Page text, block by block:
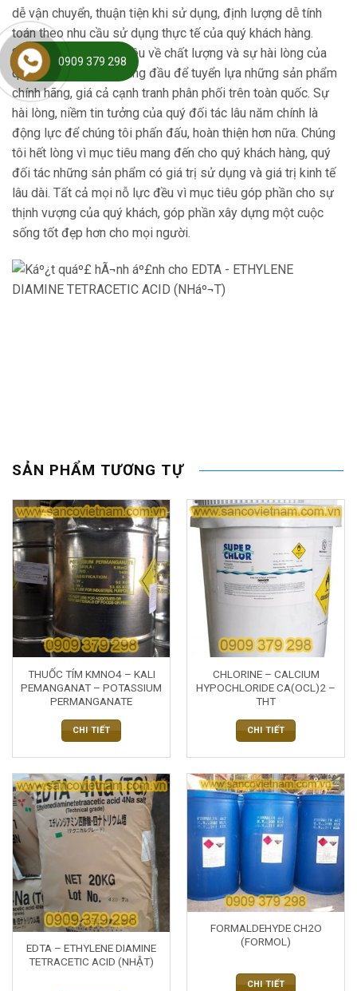
dễ vận chuyển, thuận tiện khi sử dụng, định lượng dễ tính
toán theo nhu cầu sử dụng thực tế của quý khách hàng.
SANCO luôn đặt chỉ tiêu về chất lượng và sự hài lòng của
quý khách hàng lên hàng đầu để tuyển lựa những sản phẩm
chính hãng, giá cả cạnh tranh phân phối trên toàn quốc. Sự
hài lòng, niềm tin tưởng của quý đối tác lâu năm chính là
động lực để chúng tôi phấn đấu, hoàn thiện hơn nữa. Chúng
tôi hết lòng vì mục tiêu mang đến cho quý khách hàng, quý
đối tác những sản phẩm có giá trị sử dụng và giá trị kinh tế
lâu dài. Tất cả mọi nỗ lực đều vì mục tiêu góp phần cho sự
thịnh vượng của quý khách, góp phần xây dựng một cuộc
sống tốt đẹp hơn cho mọi người.
SẢN PHẨM TƯƠNG TỰ
THUỐC TÍM KMNO4 – KALI
PEMANGANAT – POTASSIUM
PERMANGANATE
CHI TIẾT
CHLORINE – CALCIUM
HYPOCHLORIDE CA(OCL)2 –
THT
CHI TIẾT
EDTA – ETHYLENE DIAMINE
TETRACETIC ACID (NHẬT)
FORMALDEHYDE CH2O
(FORMOL)
CHI TIẾT
0909 379 298